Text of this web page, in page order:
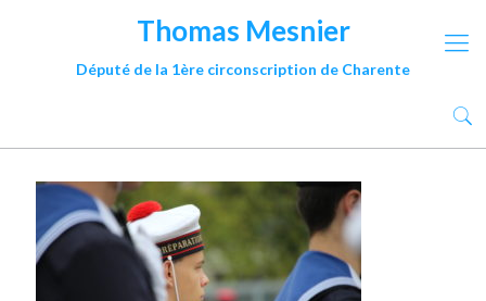
Thomas Mesnier
Député de la 1ère circonscription de Charente